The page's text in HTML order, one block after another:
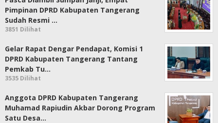
Pimpinan DPRD Kabupaten Tangerang
Sudah Resmi …
3851 Dilihat
Gelar Rapat Dengar Pendapat, Komisi 1
DPRD Kabupaten Tangerang Tantang
Pemkab Tu…
3535 Dilihat
Anggota DPRD Kabupaten Tangerang
Muhamad Rapiudin Akbar Dorong Program
Satu Desa…